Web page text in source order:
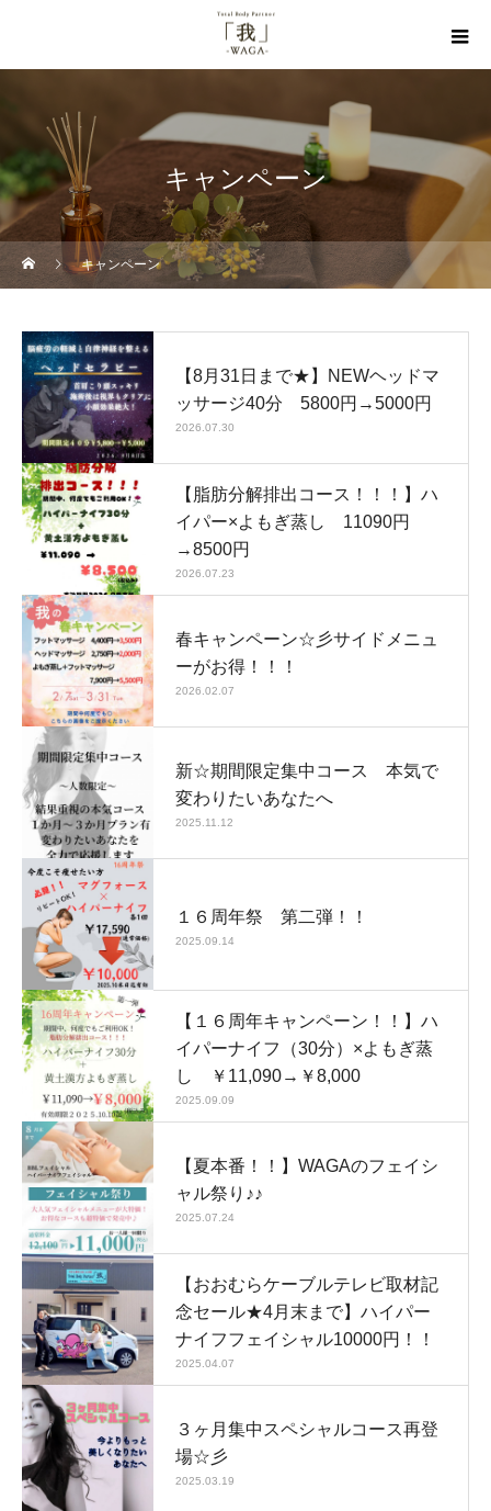
キャンペーン
キャンペーン
【8月31日まで★】NEWヘッドマ
ッサージ40分 5800円→5000円
2026.07.30
【脂肪分解排出コース！！！】ハ
イパー×よもぎ蒸し 11090円
→8500円
2026.07.23
春キャンペーン☆彡サイドメニュ
ーがお得！！！
2026.02.07
新☆期間限定集中コース 本気で
変わりたいあなたへ
2025.11.12
１６周年祭 第二弾！！
2025.09.14
【１６周年キャンペーン！！】ハ
イパーナイフ（30分）×よもぎ蒸
し ￥11,090→￥8,000
2025.09.09
【夏本番！！】WAGAのフェイシ
ャル祭り♪♪
2025.07.24
【おおむらケーブルテレビ取材記
念セール★4月末まで】ハイパー
ナイフフェイシャル10000円！！
2025.04.07
３ヶ月集中スペシャルコース再登
場☆彡
2025.03.19